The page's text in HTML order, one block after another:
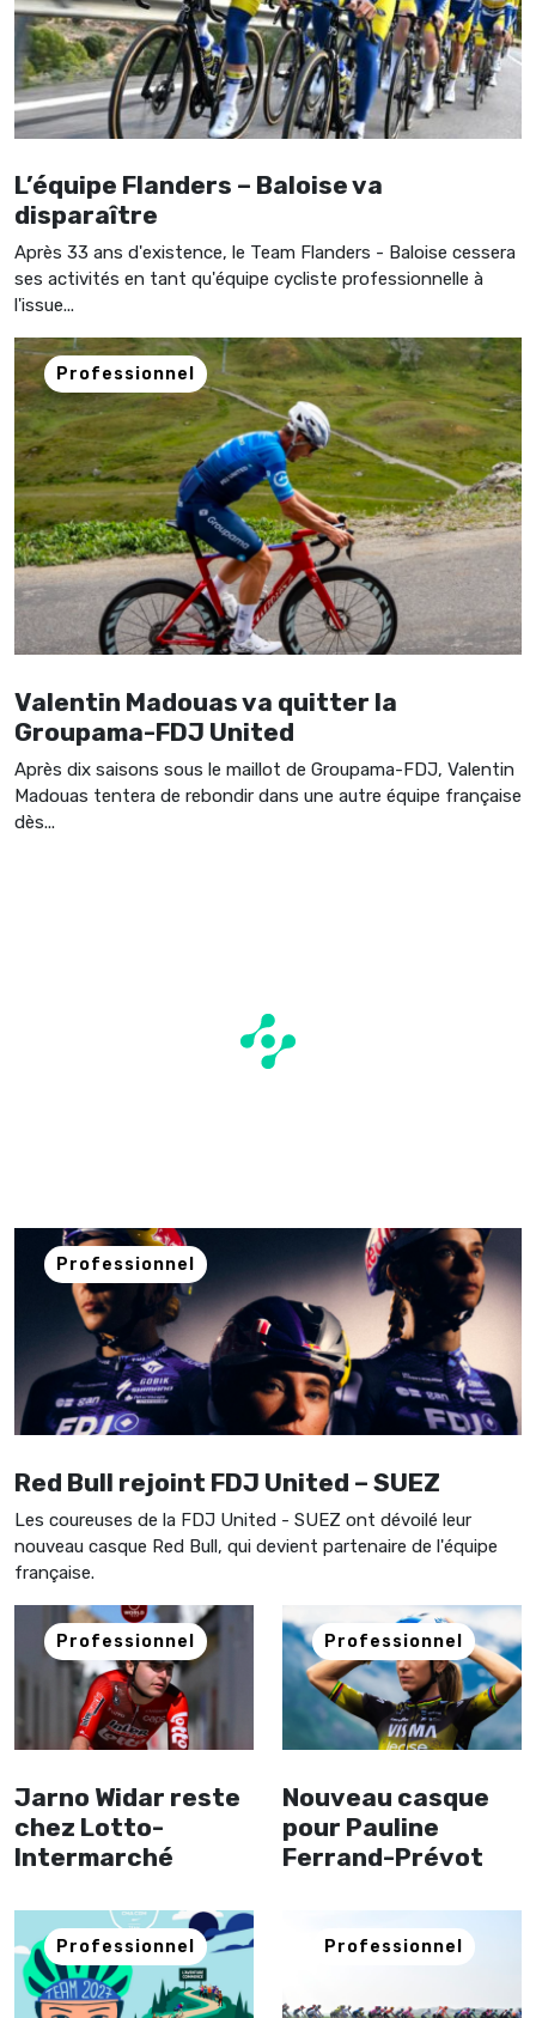
L’équipe Flanders – Baloise va
disparaître
Après 33 ans d'existence, le Team Flanders - Baloise cessera
ses activités en tant qu'équipe cycliste professionnelle à
l'issue...
Professionnel
Valentin Madouas va quitter la
Groupama-FDJ United
Après dix saisons sous le maillot de Groupama-FDJ, Valentin
Madouas tentera de rebondir dans une autre équipe française
dès...
Professionnel
Red Bull rejoint FDJ United – SUEZ
Les coureuses de la FDJ United - SUEZ ont dévoilé leur
nouveau casque Red Bull, qui devient partenaire de l'équipe
française.
Professionnel
Jarno Widar reste
chez Lotto-
Intermarché
Professionnel
Nouveau casque
pour Pauline
Ferrand-Prévot
Professionnel Professionnel